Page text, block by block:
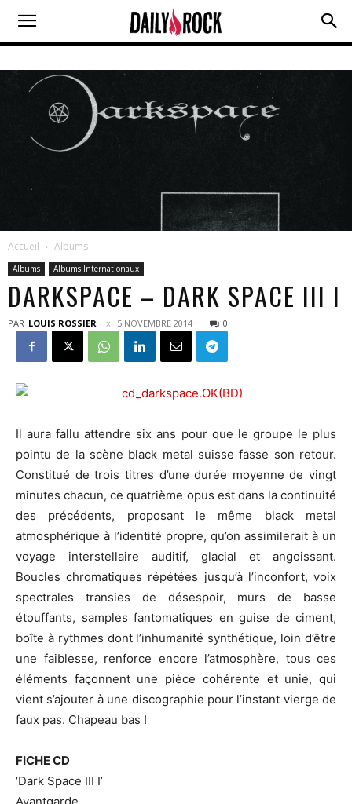
Accueil Albums
Albums Albums Internationaux
DARKSPACE – DARK SPACE III I
PAR LOUIS ROSSIER 5 NOVEMBRE 2014 0
Il aura fallu attendre six ans pour que le groupe le plus
pointu de la scène black metal suisse fasse son retour.
Constitué de trois titres d’une durée moyenne de vingt
minutes chacun, ce quatrième opus est dans la continuité
des précédents, proposant le même black metal
atmosphérique à l’identité propre, qu’on assimilerait à un
voyage interstellaire auditif, glacial et angoissant.
Boucles chromatiques répétées jusqu’à l’inconfort, voix
spectrales transies de désespoir, murs de basse
étouffants, samples fantomatiques en guise de ciment,
boîte à rythmes dont l’inhumanité synthétique, loin d’être
une faiblesse, renforce encore l’atmosphère, tous ces
éléments façonnent une pièce cohérente et unie, qui
vient s’ajouter à une discographie pour l’instant vierge de
faux pas. Chapeau bas !
FICHE CD
‘Dark Space III I’